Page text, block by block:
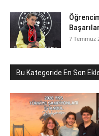
7 Temmuz
Bu Kategoride En Son